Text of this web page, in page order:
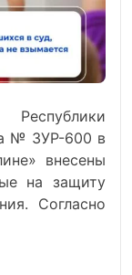
№ ЗУР-600 в
внесены
на защиту
Согласно